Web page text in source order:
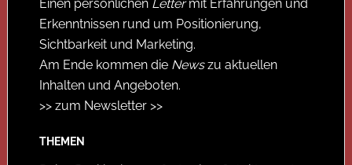
Einen persönlichen Lettermit Erfahrungen und
Erkenntnissen rund um Positionierung,
Sichtbarkeit und Marketing.
Am Ende kommen die Newszu aktuellen
Inhalten und Angeboten.
>> zum Newsletter >>
THEMEN